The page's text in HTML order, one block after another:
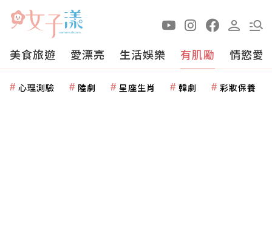
美食旅遊 愛漂亮 生活娛樂 有肌勵 情慾愛
心理測驗 陸劇 星座生肖 韓劇 彩妝保養